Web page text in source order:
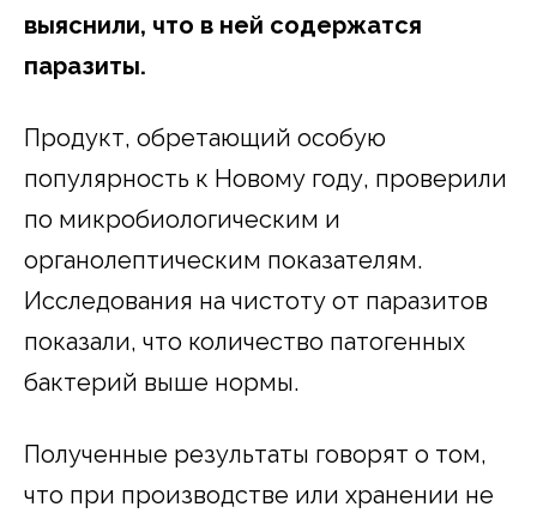
выяснили, что в ней содержатся
паразиты.
Продукт, обретающий особую
популярность к Новому году, проверили
по микробиологическим и
органолептическим показателям.
Исследования на чистоту от паразитов
показали, что количество патогенных
бактерий выше нормы.
Полученные результаты говорят о том,
что при производстве или хранении не